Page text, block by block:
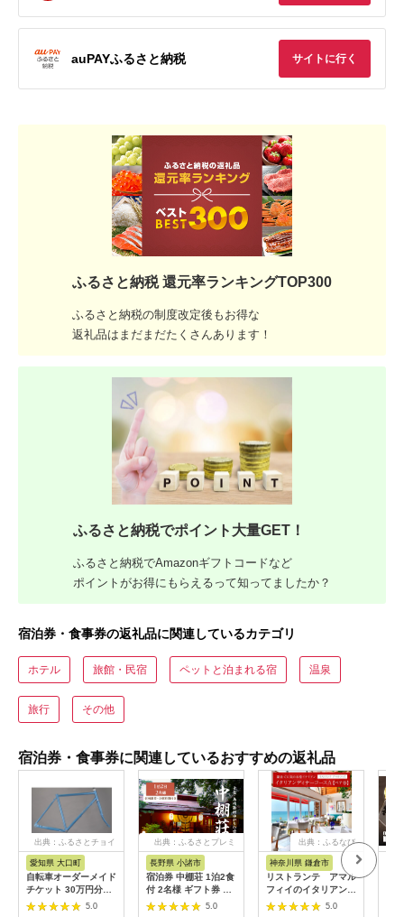
auPAYふるさと納税 サイトに行く
ふるさと納税 還元率ランキングTOP300
ふるさと納税の制度改定後もお得な
返礼品はまだまだたくさんあります！
ふるさと納税でポイント大量GET！
ふるさと納税でAmazonギフトコードなど
ポイントがお得にもらえるって知ってましたか？
宿泊券・食事券の返礼品に関連しているカテゴリ
ホテル 旅館・民宿 ペットと泊まれる宿 温泉
旅行 その他
宿泊券・食事券に関連しているおすすめの返礼品
出典：ふるさとチョイ
愛知県 大口町
自転車オーダーメイド
チケット 30万円分
【1360365】
5.0
出典：ふるさとプレミ
長野県 小諸市
宿泊券 中棚荘 1泊2食
付 2名様 ギフト券 チ
ケット 券 宿泊 旅行
5.0
出典：ふるなび
神奈川県 鎌倉市
リストランテ アマル
フィイのイタリアンデ
ィナーコースA ペア
5.0